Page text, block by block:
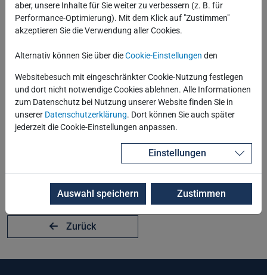
eintritt.“
Weitere Downloads
239 KB
Zurück
aber, unsere Inhalte für Sie weiter zu verbessern (z. B. für
Performance-Optimierung). Mit dem Klick auf "Zustimmen"
akzeptieren Sie die Verwendung aller Cookies.
Alternativ können Sie über dieCookie-Einstellungen den
Websitebesuch mit eingeschränkter Cookie-Nutzung festlegen
und dort nicht notwendige Cookies ablehnen. Alle Informationen
zum Datenschutz bei Nutzung unserer Website finden Sie in
unserer Datenschutzerklärung. Dort können Sie auch später
jederzeit die Cookie-Einstellungen anpassen.
Einstellungen
Auswahl speichern Zustimmen